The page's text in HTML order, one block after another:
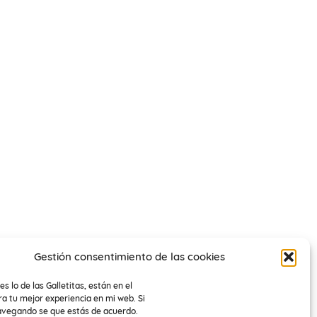
Gestión consentimiento de las cookies
lo de las Galletitas, están en el
tu mejor experiencia en mi web. Si
se que estás de acuerdo.